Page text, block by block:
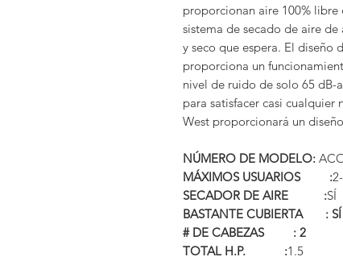
proporcionan aire 100%
sistema de secado de aire
y seco que espera. El diseño
proporciona un
nivel de ruido de solo 65 dB-
para satisfacer casi cualquier
West proporcionará un
NÚMERO DE MODELO:
MÁXIMOS USUARIOS :
SECADOR DE AIRE :SÍ
BASTANTE CUBIERTA : SÍ
# DE CABEZAS : 2
TOTAL H.P. :1.5